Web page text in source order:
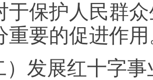
于保护人民群
重要的促进作
）发展红十字